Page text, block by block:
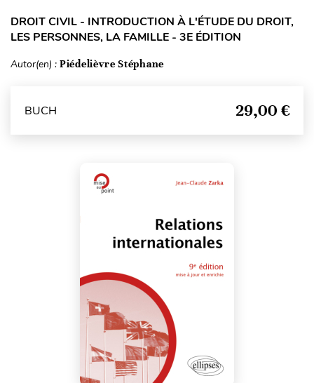
DROIT CIVIL - INTRODUCTION À L'ÉTUDE DU DROIT,
LES PERSONNES, LA FAMILLE - 3E ÉDITION
Autor(en) : Piédelièvre Stéphane
BUCH 29,00 €